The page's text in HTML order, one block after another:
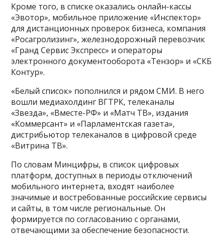
Кроме того, в списке оказались онлайн-кассы
«Эвотор», мобильное приложение «Инспектор»
для дистанционных проверок бизнеса, компания
«Росагролизинг», железнодорожный перевозчик
«Гранд Сервис Экспресс» и операторы
электронного документооборота «Тензор» и «СКБ
Контур».
«Белый список» пополнился и рядом СМИ. В него
вошли медиахолдинг ВГТРК, телеканалы
«Звезда», «Вместе-РФ» и «Матч ТВ», издания
«Коммерсант» и «Парламентская газета»,
дистрибьютор телеканалов в цифровой среде
«Витрина ТВ».
По словам Минцифры, в список цифровых
платформ, доступных в периоды отключений
мобильного интернета, входят наиболее
значимые и востребованные российские сервисы
и сайты, в том числе региональные. Он
формируется по согласованию с органами,
отвечающими за обеспечение безопасности.